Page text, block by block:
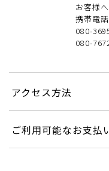
お客様
携帯電
080-
080-
アクセス方法
ご利用可能なお支払